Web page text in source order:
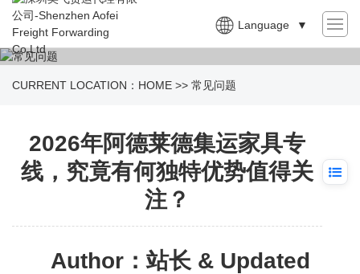
Language ▼
CURRENT LOCATION： HOME >> 常见问题
2026年阿德莱德集运家具专
线，究竟有何独特优势值得关
注？
Author：站长 & Updated